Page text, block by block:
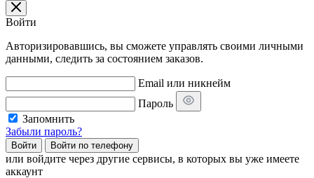
Войти
Авторизировавшись, вы сможете управлять своими личными
данными, следить за состоянием заказов.
Email или никнейм
Пароль
Запомнить
Забыли пароль?
Войти Войти по телефону
или войдите через другие сервисы, в которых вы уже имеете
аккаунт